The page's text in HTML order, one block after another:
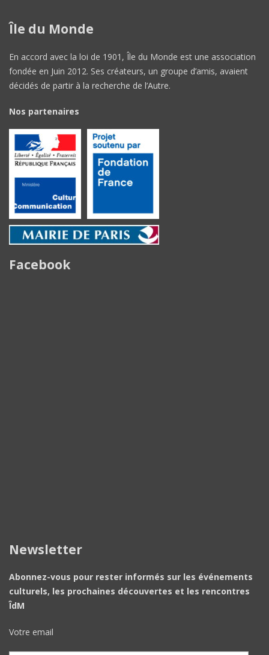
Île du Monde
En accord avec la loi de 1901, Île du Monde est une association
fondée en Juin 2012. Ses créateurs, un groupe d’amis, avaient
décidés de partir à la recherche de l’Autre.
Nos partenaires
Facebook
Newsletter
Abonnez-vous pour rester informés sur les événements
culturels, les prochaines découvertes et les rencontres
ÎdM
Votre email